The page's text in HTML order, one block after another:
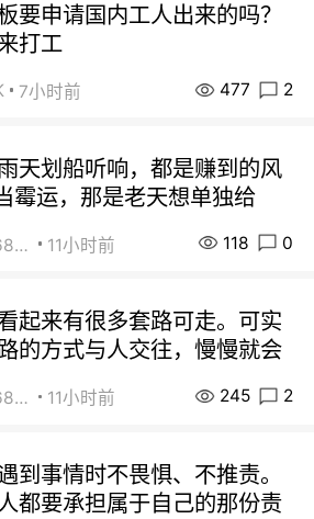
要申请国内工人出来的吗？
打工
7小时前 477 2
天划船听响，都是赚到的风
霉运，那是老天想单独给
街友49168527 11小时前 118 0
起来有很多套路可走。可实
的方式与人交往，慢慢就会
街友49168527 11小时前 245 2
到事情时不畏惧、不推责。
都要承担属于自己的那份责